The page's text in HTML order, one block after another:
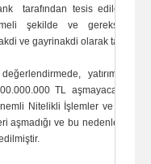
tarafından tesis edilecek
şekilde ve gereksinim
ve gayrinakdi olarak tahsis
yatırım
TL aşmayacağı
Nitelikli İşlemler ve
aşmadığı ve bu nedenle pay